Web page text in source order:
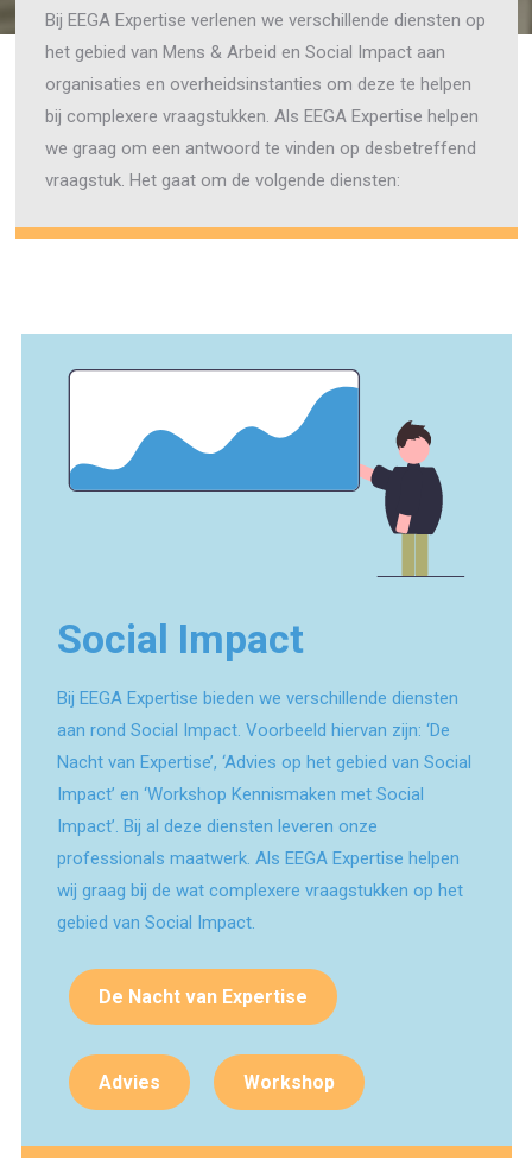
Bij EEGA Expertise verlenen we verschillende diensten op
het gebied van Mens & Arbeid en Social Impact aan
organisaties en overheidsinstanties om deze te helpen
bij complexere vraagstukken. Als EEGA Expertise helpen
we graag om een antwoord te vinden op desbetreffend
vraagstuk. Het gaat om de volgende diensten:
Social Impact
Bij EEGA Expertise bieden we verschillende diensten
aan rond Social Impact. Voorbeeld hiervan zijn: ‘De
Nacht van Expertise’, ‘Advies op het gebied van Social
Impact’ en ‘Workshop Kennismaken met Social
Impact’. Bij al deze diensten leveren onze
professionals maatwerk. Als EEGA Expertise helpen
wij graag bij de wat complexere vraagstukken op het
gebied van Social Impact.
De Nacht van Expertise
Advies Workshop